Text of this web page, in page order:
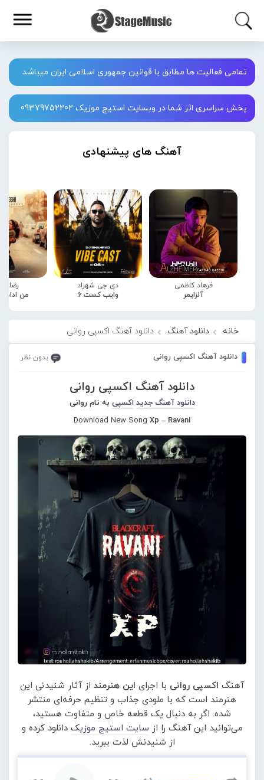
تمامی فعالیت ها مطابق با قوانین جمهوری اسلامی ایران میباشد
پخش سراسری اثر شما در وبسایت استیج موزیک 09379752202
آهنگ های پیشنهادی
فرهاد کاظمی
آلزایمر
دی جی شهراد
وایب کست 6
رضا
من
خانه دانلود آهنگ دانلود آهنگ اکسپی روانی
دانلود آهنگ اکسپی روانی بدون نظر
دانلود آهنگ اکسپی روانی
دانلود آهنگ جدید اکسپی به نام روانی
Download New Song Xp – Ravani
آهنگ اکسپی روانی با اجرای این هنرمند از آثار شنیدنی این
هنرمند است که با ملودی جذاب و تنظیم حرفه‌ای منتشر
شده. اگر به دنبال یک قطعه خاص و متفاوت هستید،
می‌توانید این آهنگ را از سایت استیج موزیک دانلود کرده و
از شنیدنش لذت ببرید.